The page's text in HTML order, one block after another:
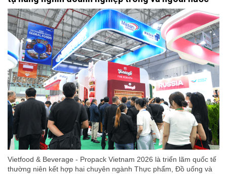
Vietfood & Beverage - Propack Vietnam 2026 là triển lãm quốc tế
thường niên kết hợp hai chuyên ngành Thực phẩm, Đồ uống và